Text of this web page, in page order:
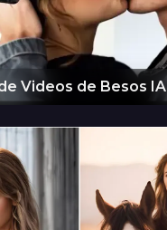
Videos de Besos IA